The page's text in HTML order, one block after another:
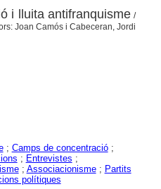
i lluita antifranquisme /
Joan Camós i Cabeceran, Jordi
; Camps de concentració;
; Entrevistes ;
; Associacionisme; Partits
polítiques